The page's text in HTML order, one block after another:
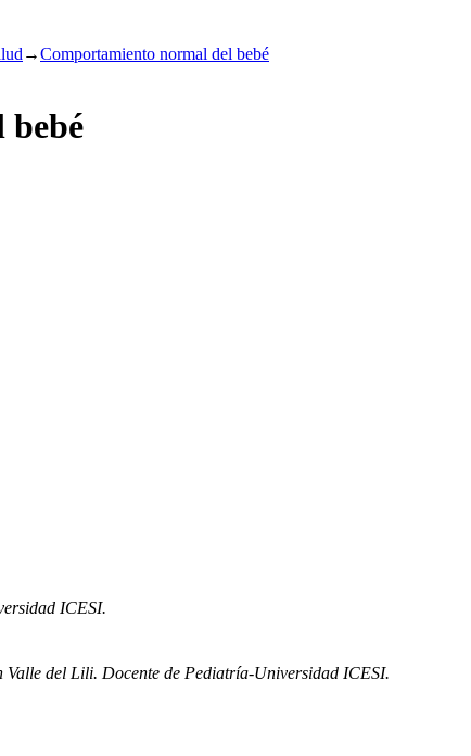
→Comportamiento normal del bebé
ICESI.
Valle del Lili. Docente de Pediatría-Universidad ICESI.